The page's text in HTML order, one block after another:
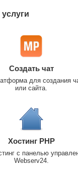
Создать чат
для создания
или сайта.
Хостинг PHP
с панелью
Webserv24.